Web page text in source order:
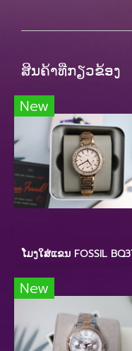
ສິນຄ້າທີ່ກຽວຂ້ອງ
New
ໂມງໃສ່ແຂນ FOSSIL
New